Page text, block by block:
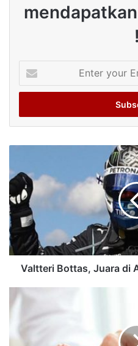
!
your
Email
Valtteri Bottas, Juara di